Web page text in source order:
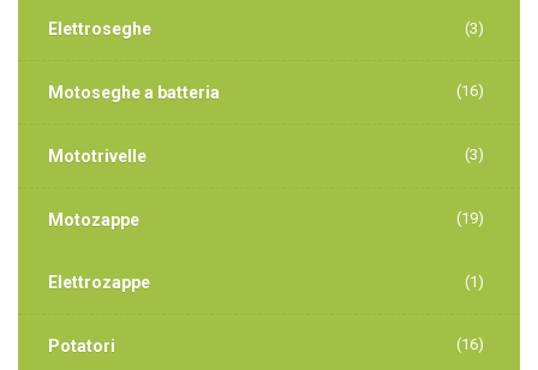
Elettroseghe (3)
Motoseghe a batteria (16)
Mototrivelle (3)
Motozappe (19)
Elettrozappe (1)
Potatori (16)